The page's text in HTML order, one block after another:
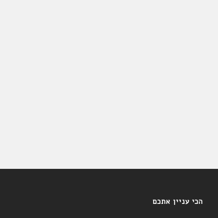
הכי עניין אתכם